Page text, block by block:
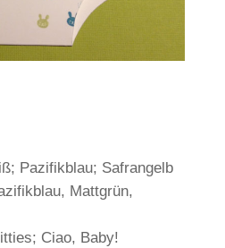
Pazifikblau; Safrangelb
Mattgrün,
Ciao, Baby!